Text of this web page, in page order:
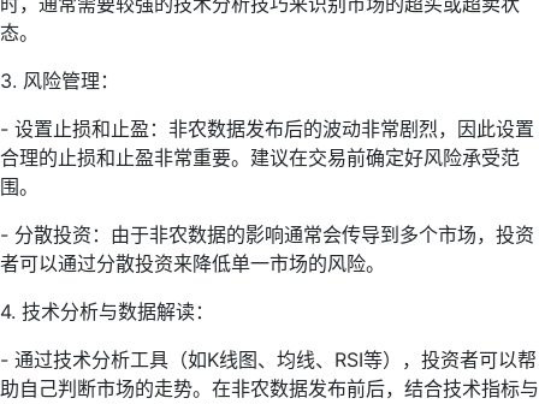
态。
3. 风险管理：
- 设置止损和止盈：非农数据发布后的波动非常剧烈，因此设置
合理的止损和止盈非常重要。建议在交易前确定好风险承受范
围。
- 分散投资：由于非农数据的影响通常会传导到多个市场，投资
者可以通过分散投资来降低单一市场的风险。
4. 技术分析与数据解读：
- 通过技术分析工具（如K线图、均线、RSI等），投资者可以帮
助自己判断市场的走势。在非农数据发布前后，结合技术指标与